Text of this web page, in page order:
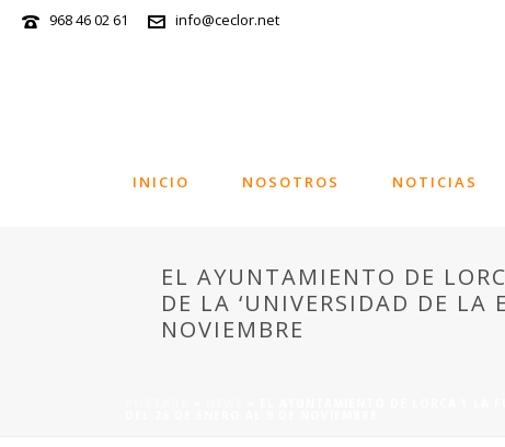
968 46 02 61 info@ceclor.net
INICIO NOSOTROS NOTICIAS
EL AYUNTAMIENTO DE
DE LA ‘UNIVERSIDAD DE LA
NOVIEMBRE